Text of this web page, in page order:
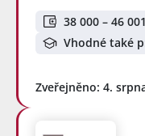
38 000 – 46
Vhodné také
Zveřejněno: 4.